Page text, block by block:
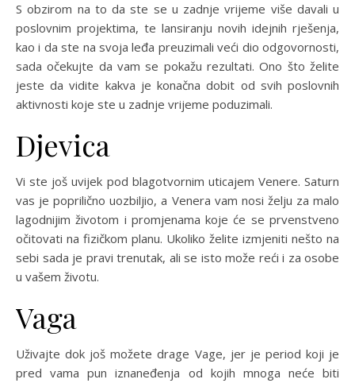
S obzirom na to da ste se u zadnje vrijeme više davali u
poslovnim projektima, te lansiranju novih idejnih rješenja,
kao i da ste na svoja leđa preuzimali veći dio odgovornosti,
sada očekujte da vam se pokažu rezultati. Ono što želite
jeste da vidite kakva je konačna dobit od svih poslovnih
aktivnosti koje ste u zadnje vrijeme poduzimali.
Djevica
Vi ste još uvijek pod blagotvornim uticajem Venere. Saturn
vas je poprilično uozbiljio, a Venera vam nosi želju za malo
lagodnijim životom i promjenama koje će se prvenstveno
očitovati na fizičkom planu. Ukoliko želite izmjeniti nešto na
sebi sada je pravi trenutak, ali se isto može reći i za osobe
u vašem životu.
Vaga
Uživajte dok još možete drage Vage, jer je period koji je
pred vama pun iznaneđenja od kojih mnoga neće biti